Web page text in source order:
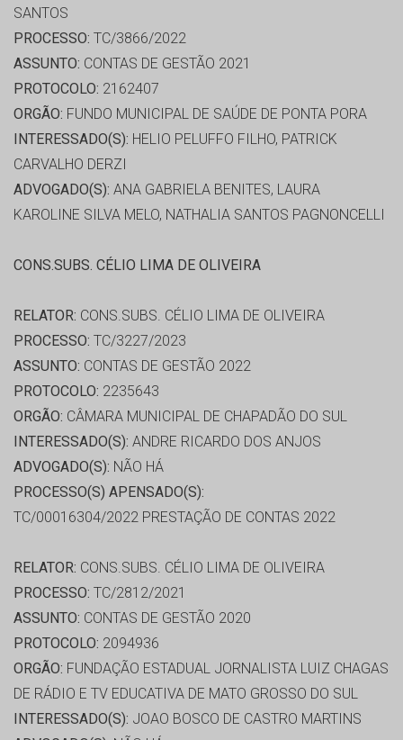
SANTOS
PROCESSO: TC/3866/2022
ASSUNTO: CONTAS DE GESTÃO 2021
PROTOCOLO: 2162407
ORGÃO: FUNDO MUNICIPAL DE SAÚDE DE PONTA PORA
INTERESSADO(S): HELIO PELUFFO FILHO, PATRICK
CARVALHO DERZI
ADVOGADO(S): ANA GABRIELA BENITES, LAURA
KAROLINE SILVA MELO, NATHALIA SANTOS PAGNONCELLI
CONS.SUBS. CÉLIO LIMA DE OLIVEIRA
RELATOR: CONS.SUBS. CÉLIO LIMA DE OLIVEIRA
PROCESSO: TC/3227/2023
ASSUNTO: CONTAS DE GESTÃO 2022
PROTOCOLO: 2235643
ORGÃO: CÂMARA MUNICIPAL DE CHAPADÃO DO SUL
INTERESSADO(S): ANDRE RICARDO DOS ANJOS
ADVOGADO(S): NÃO HÁ
PROCESSO(S) APENSADO(S):
TC/00016304/2022 PRESTAÇÃO DE CONTAS 2022
RELATOR: CONS.SUBS. CÉLIO LIMA DE OLIVEIRA
PROCESSO: TC/2812/2021
ASSUNTO: CONTAS DE GESTÃO 2020
PROTOCOLO: 2094936
ORGÃO: FUNDAÇÃO ESTADUAL JORNALISTA LUIZ CHAGAS
DE RÁDIO E TV EDUCATIVA DE MATO GROSSO DO SUL
INTERESSADO(S): JOAO BOSCO DE CASTRO MARTINS